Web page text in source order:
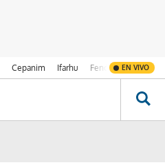
Cepanim Ifarhu Fenómeno de El
EN VIVO